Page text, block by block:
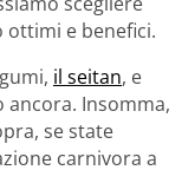
ottimi e benefici.
il seitan, e
Insomma,
se state
carnivora a